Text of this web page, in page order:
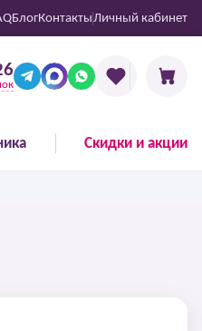
БлогКонтактыЛичный кабинет
Скидки и акции